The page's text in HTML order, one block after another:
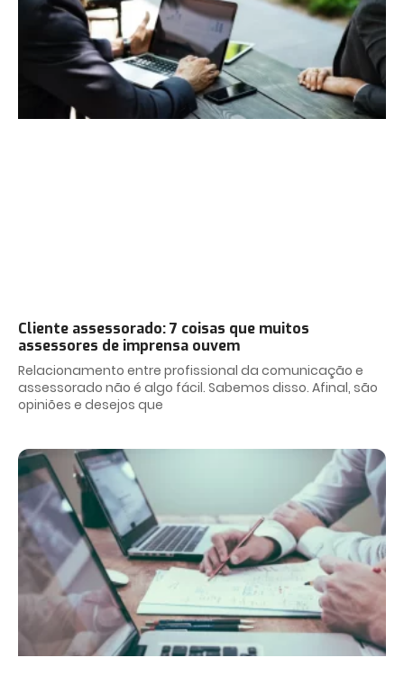
Cliente assessorado: 7 coisas que muitos
assessores de imprensa ouvem
Relacionamento entre profissional da comunicação e
assessorado não é algo fácil. Sabemos disso. Afinal, são
opiniões e desejos que